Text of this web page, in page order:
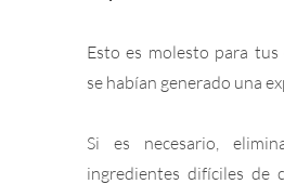
Esto es molesto para tus
se habían generado una
Si es necesario,
ingredientes difíciles de